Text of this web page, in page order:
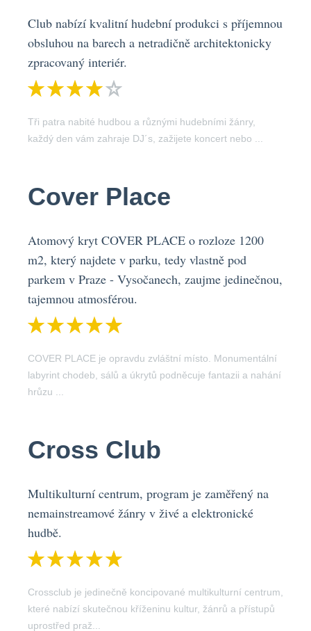
Club nabízí kvalitní hudební produkci s příjemnou
obsluhou na barech a netradičně architektonicky
zpracovaný interiér.
Tři patra nabité hudbou a různými hudebními žánry,
každý den vám zahraje DJ´s, zažijete koncert nebo ...
Cover Place
Atomový kryt COVER PLACE o rozloze 1200
m2, který najdete v parku, tedy vlastně pod
parkem v Praze - Vysočanech, zaujme jedinečnou,
tajemnou atmosférou.
COVER PLACE je opravdu zvláštní místo. Monumentální
labyrint chodeb, sálů a úkrytů podněcuje fantazii a nahání
hrůzu ...
Cross Club
Multikulturní centrum, program je zaměřený na
nemainstreamové žánry v živé a elektronické
hudbě.
Crossclub je jedinečně koncipované multikulturní centrum,
které nabízí skutečnou kříženinu kultur, žánrů a přístupů
uprostřed praž...